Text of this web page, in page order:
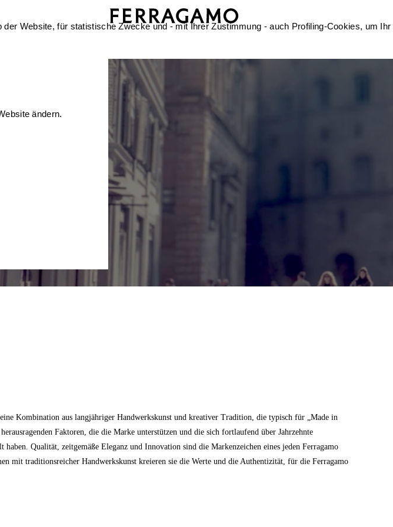
Kombination aus langjähriger Handwerkskunst und kreativer Tradition, die typisch für „Made in
Faktoren, die die Marke unterstützen und die sich fortlaufend über Jahrzehnte
haben. Qualität, zeitgemäße Eleganz und Innovation sind die Markenzeichen eines jeden Ferragamo
mit traditionsreicher Handwerkskunst kreieren sie die Werte und die Authentizität, für die Ferragamo
Website, für statistische Zwecke und - mit Ihrer Zustimmung - auch Profiling-Cookies, um Ihr
ändern.